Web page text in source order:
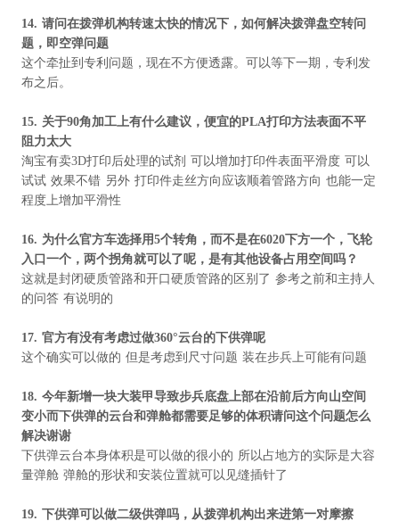
14. 请问在拨弹机构转速太快的情况下，如何解决拨弹盘空转问
题，即空弹问题
这个牵扯到专利问题，现在不方便透露。可以等下一期，专利发
布之后。
15. 关于90角加工上有什么建议，便宜的PLA打印方法表面不平
阻力太大
淘宝有卖3D打印后处理的试剂 可以增加打印件表面平滑度 可以
试试 效果不错 另外 打印件走丝方向应该顺着管路方向 也能一定
程度上增加平滑性
16. 为什么官方车选择用5个转角，而不是在6020下方一个，飞轮
入口一个，两个拐角就可以了呢，是有其他设备占用空间吗？
这就是封闭硬质管路和开口硬质管路的区别了 参考之前和主持人
的问答 有说明的
17. 官方有没有考虑过做360°云台的下供弹呢
这个确实可以做的 但是考虑到尺寸问题 装在步兵上可能有问题
18. 今年新增一块大装甲导致步兵底盘上部在沿前后方向山空间
变小而下供弹的云台和弹舱都需要足够的体积请问这个问题怎么
解决谢谢
下供弹云台本身体积是可以做的很小的 所以占地方的实际是大容
量弹舱 弹舱的形状和安装位置就可以见缝插针了
19. 下供弹可以做二级供弹吗，从拨弹机构出来进第一对摩擦